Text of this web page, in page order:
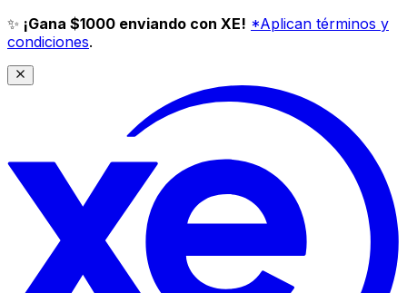
✨ ¡Gana $1000 enviando con XE! *Aplican términos y
condiciones.